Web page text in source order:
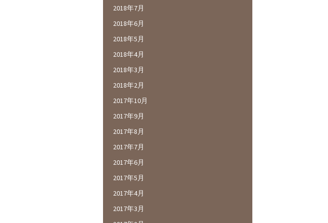
2018年7月
2018年6月
2018年5月
2018年4月
2018年3月
2018年2月
2017年10月
2017年9月
2017年8月
2017年7月
2017年6月
2017年5月
2017年4月
2017年3月